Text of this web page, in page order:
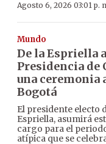
Agosto 6, 2026 03:01 p.
Mundo
De la Espriella
Presidencia de
una ceremonia
Bogotá
El presidente electo
Espriella, asumirá
cargo para el
atípica que se